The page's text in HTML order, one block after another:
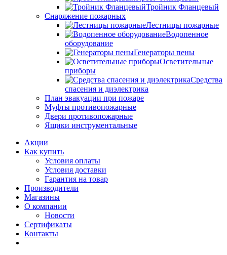
Тройник Фланцевый
Снаряжение пожарных
Лестницы пожарные
Водопенное
оборудование
Генераторы пены
Осветительные
приборы
Средства
спасения и диэлектрика
План эвакуации при пожаре
Муфты противопожарные
Двери противопожарные
Ящики инструментальные
Акции
Как купить
Условия оплаты
Условия доставки
Гарантия на товар
Производители
Магазины
О компании
Новости
Сертификаты
Контакты